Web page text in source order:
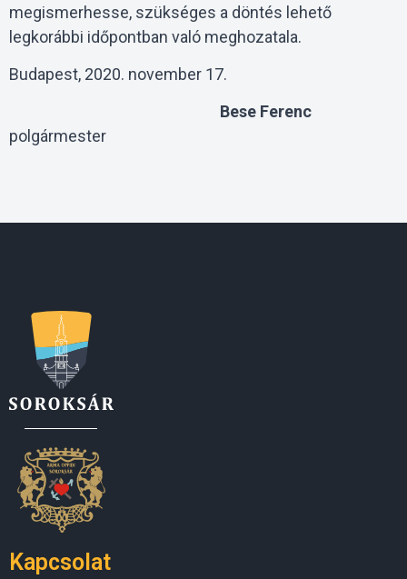
megismerhesse, szükséges a döntés lehető
legkorábbi időpontban való meghozatala.
Budapest, 2020. november 17.
Bese Ferenc
polgármester
Kapcsolat